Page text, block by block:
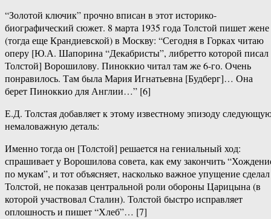
“Золотой ключик” прочно вписан в этот историко-
биографический сюжет. 8 марта 1935 года Толстой пишет жене
(тогда еще Крандиевской) в Москву: “Сегодня в Горках читаю
оперу [Ю.А. Шапорина “Декабристы”, либретто которой писал
Толстой] Ворошилову. Пиноккио читал там же 6-го. Очень
понравилось. Там была Мария Игнатьевна [Будберг]… Она
берет Пиноккио для Англии…” [6]
Е.Д. Толстая добавляет к этому известному эпизоду
немаловажную деталь:
Именно тогда он [Толстой] решается на гениальный ход:
спрашивает у Ворошилова совета, как ему закончить
по мукам”, и тот объясняет, насколько важное упущение сделал
Толстой, не показав центральной роли обороны Царицына (в
которой участвовал Сталин). Толстой быстро исправляет
оплошность и пишет “Хлеб”… [7]